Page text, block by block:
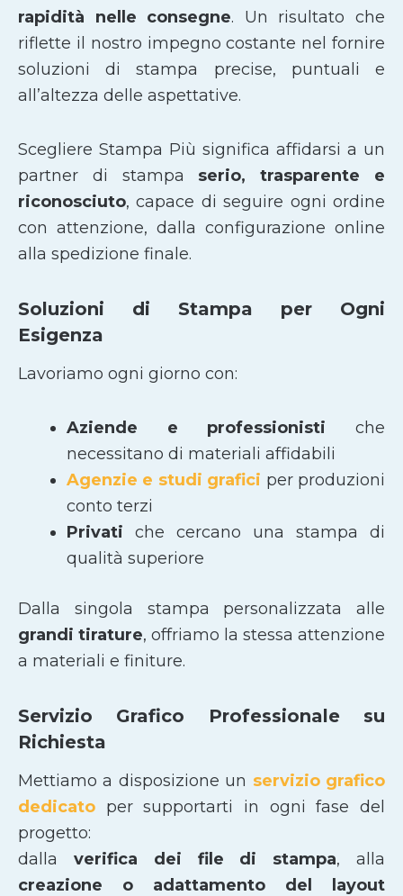
rapidità nelle consegne. Un risultato che
riflette il nostro impegno costante nel fornire
soluzioni di stampa precise, puntuali e
all’altezza delle aspettative.
Scegliere Stampa Più significa affidarsi a un
partner di stampa serio, trasparente e
riconosciuto, capace di seguire ogni ordine
con attenzione, dalla configurazione online
alla spedizione finale.
Soluzioni di Stampa per Ogni
Esigenza
Lavoriamo ogni giorno con:
Aziende e professionisti che
necessitano di materiali affidabili
Agenzie e studi grafici per produzioni
conto terzi
Privati che cercano una stampa di
qualità superiore
Dalla singola stampa personalizzata alle
grandi tirature, offriamo la stessa attenzione
a materiali e finiture.
Servizio Grafico Professionale su
Richiesta
Mettiamo a disposizione un servizio grafico
dedicato per supportarti in ogni fase del
progetto:
dalla verifica dei file di stampa, alla
creazione o adattamento del layout